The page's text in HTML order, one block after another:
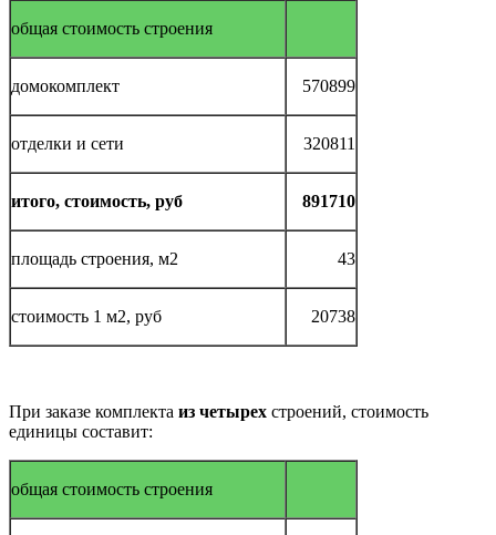
общая стоимость строения
домокомплект 570899
отделки и сети 320811
итого, стоимость, руб 891710
площадь строения, м2 43
стоимость 1 м2, руб 20738
При заказе комплекта из четырех строений, стоимость
единицы составит:
общая стоимость строения